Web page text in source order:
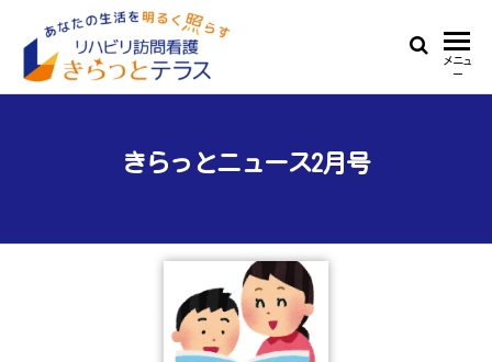
the
ハ
リ
問
看
護
き
生
く
照
ら
す
メニュ
ー
きらっとニュース2月号